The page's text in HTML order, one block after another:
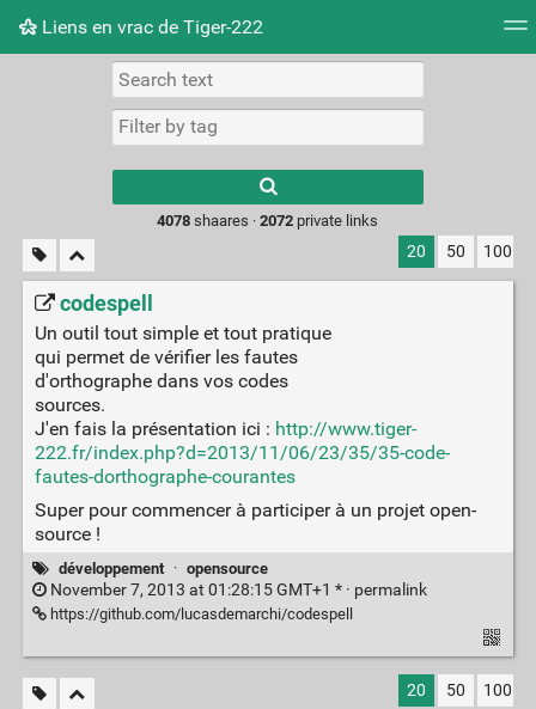
Liens en vrac de Tiger-222
Picture wall
results.
4078 shaares ·2072 private links
20 50 100
codespell
Un outil tout simple et tout pratique
qui permet de vérifier les fautes
d'orthographe dans vos codes
sources.
J'en fais la présentation ici : http://www.tiger-
222.fr/index.php?d=2013/11/06/23/35/35-code-
fautes-dorthographe-courantes
Super pour commencer à participer à un projet open-
source !
développement · opensource
November 7, 2013 at 01:28:15 GMT+1 * · permalink
https://github.com/lucasdemarchi/codespell
20 50 100